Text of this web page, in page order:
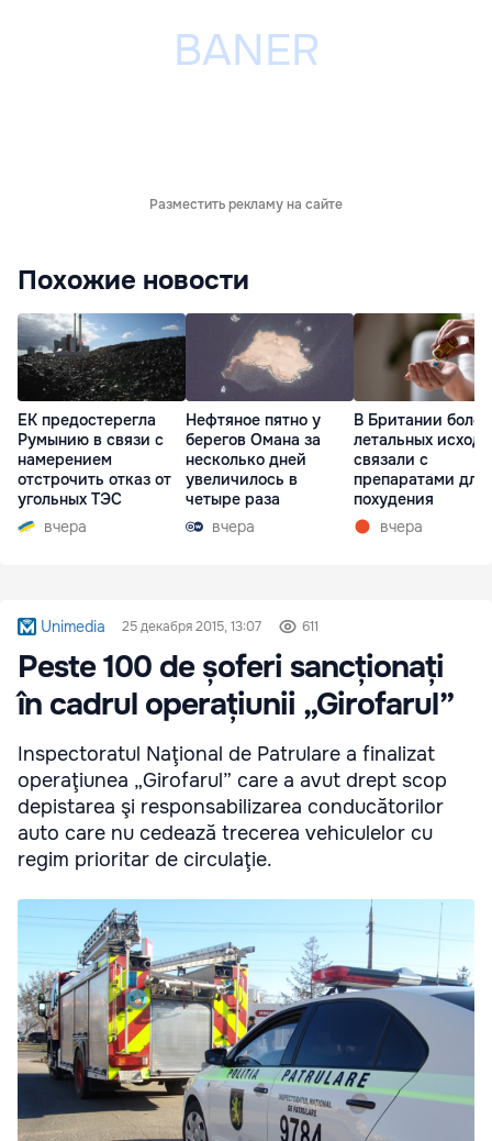
Разместить рекламу на сайте
Похожие новости
ЕК предостерегла
Румынию в связи с
намерением
отстрочить отказ от
угольных ТЭС
вчера
Нефтяное пятно у
берегов Омана за
несколько дней
увеличилось в
четыре раза
вчера
В Британии
летальных
связали с
препаратами для
похудения
вчера
Unimedia 25 декабря 2015, 13:07 611
Peste 100 de șoferi sancționați
în cadrul operațiunii „Girofarul”
Inspectoratul Naţional de Patrulare a finalizat
operaţiunea „Girofarul” care a avut drept scop
depistarea şi responsabilizarea conducătorilor
auto care nu cedează trecerea vehiculelor cu
regim prioritar de circulaţie.